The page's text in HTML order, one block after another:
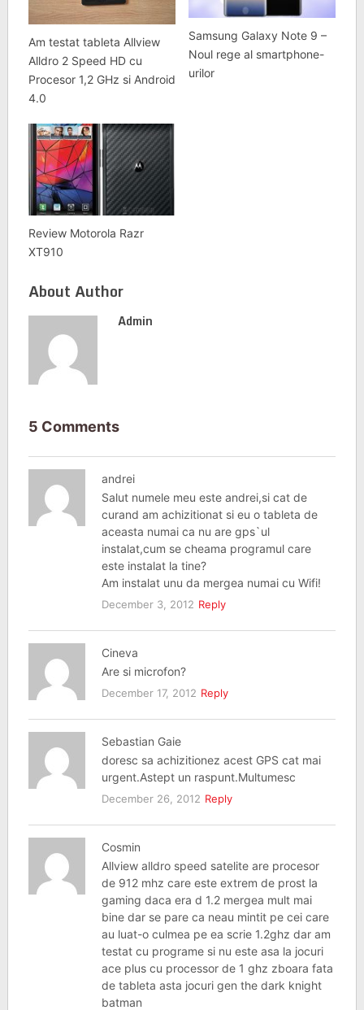
Am testat tableta Allview
Alldro 2 Speed HD cu
Procesor 1,2 GHz si Android
4.0
Samsung Galaxy Note 9 –
Noul rege al smartphone-
urilor
Review Motorola Razr
XT910
About Author
Admin
5 Comments
andrei
Salut numele meu este andrei,si cat de
curand am achizitionat si eu o tableta de
aceasta numai ca nu are gps`ul
instalat,cum se cheama programul care
este instalat la tine?
Am instalat unu da mergea numai cu Wifi!
December 3, 2012 Reply
Cineva
Are si microfon?
December 17, 2012 Reply
Sebastian Gaie
doresc sa achizitionez acest GPS cat mai
urgent.Astept un raspunt.Multumesc
December 26, 2012 Reply
Cosmin
Allview alldro speed satelite are procesor
de 912 mhz care este extrem de prost la
gaming daca era d 1.2 mergea mult mai
bine dar se pare ca neau mintit pe cei care
au luat-o culmea pe ea scrie 1.2ghz dar am
testat cu programe si nu este asa la jocuri
ace plus cu processor de 1 ghz zboara fata
de tableta asta jocuri gen the dark knight
batman